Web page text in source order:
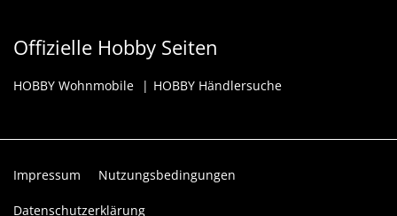
Offizielle Hobby Seiten
HOBBY Wohnmobile HOBBY Händlersuche
Impressum Nutzungsbedingungen
Datenschutzerklärung